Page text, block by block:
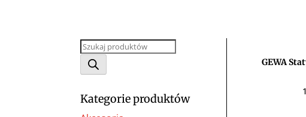
Wyszukiwarka
produktów
Kategorie produktów
GEWA